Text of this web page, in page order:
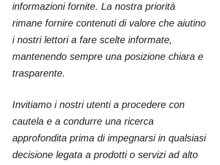
informazioni fornite. La nostra priorità
rimane fornire contenuti di valore che aiutino
i nostri lettori a fare scelte informate,
mantenendo sempre una posizione chiara e
trasparente.
Invitiamo i nostri utenti a procedere con
cautela e a condurre una ricerca
approfondita prima di impegnarsi in qualsiasi
decisione legata a prodotti o servizi ad alto